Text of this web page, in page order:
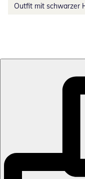
Outfit mit schwarzer